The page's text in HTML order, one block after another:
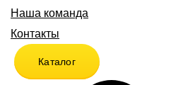
Наша команда
Контакты
Каталог